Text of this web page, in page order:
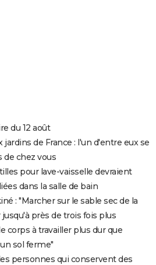
du 12 août
jardins de France : l'un d'entre eux se
de chez vous
pour lave-vaisselle devraient
dans la salle de bain
: "Marcher sur le sable sec de la
près de trois fois plus
corps à travailler plus dur que
sol ferme"
personnes qui conservent des